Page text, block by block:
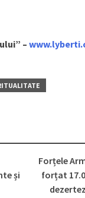
–
și
Forțele
forțat